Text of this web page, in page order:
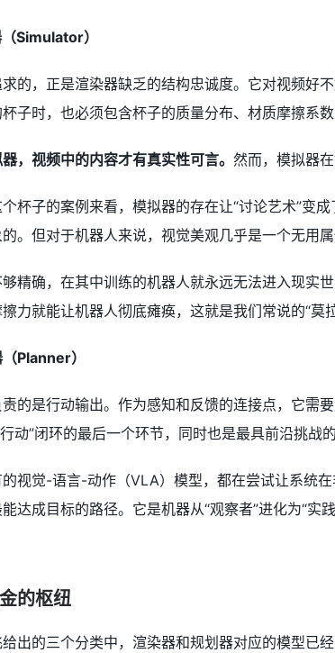
Simulator）
的，正是渲染器缺乏的结构忠诚度。它对视频好
子时，也必须包含杯子的质量分布、材质摩擦系
，视频中的内容才有真实性可言。 然而，模拟器
杯子的案例来看，模拟器的存在让“讨论艺术”变
。但对于机器人来说，视觉美观几乎是一个无用
精确，在其中训练的机器人就永远无法进入现实
力就能让机器人彻底瘫痪，这就是我们常说的“莫拉
Planner）
的是行动输出。作为感知和反馈的连接点，它需
动”闭环的最后一个环节，同时也是最具前沿挑战的
的视觉-语言-动作（VLA）模型，都在尝试让系统
达成目标的路径。它是机器从“观察者”进化为“实践
的枢纽
出的三个分类中，渲染器和规划器对应的模型已